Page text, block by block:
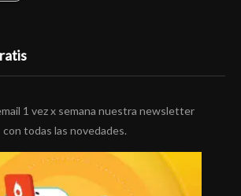
1 vez x semana nuestra newsletter
con todas las novedades.